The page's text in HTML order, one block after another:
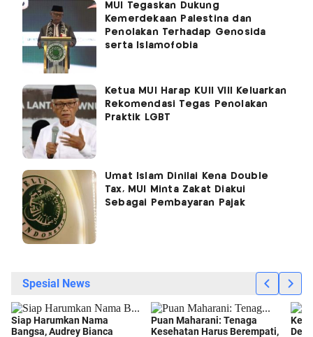
MUI Tegaskan Dukung
Kemerdekaan Palestina dan
Penolakan Terhadap Genosida
serta Islamofobia
Ketua MUI Harap KUII VIII Keluarkan
Rekomendasi Tegas Penolakan
Praktik LGBT
Umat Islam Dinilai Kena Double
Tax, MUI Minta Zakat Diakui
Sebagai Pembayaran Pajak